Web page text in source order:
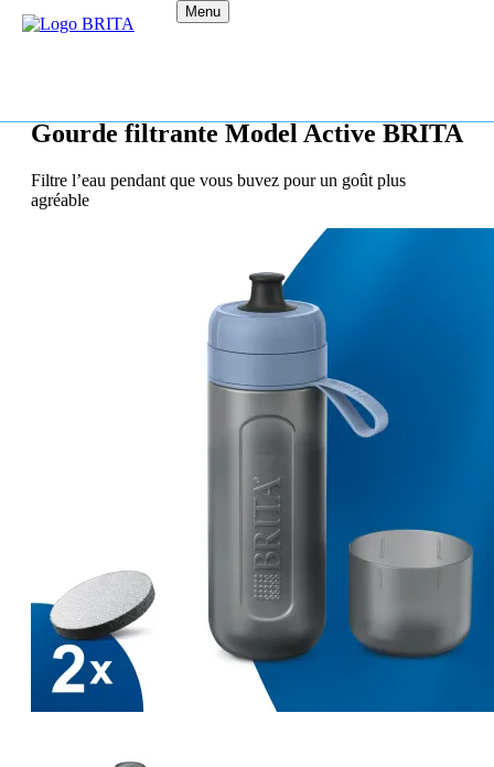
Menu
Gourde filtrante Model Active BRITA
Filtre l’eau pendant que vous buvez pour un goût plus
agréable